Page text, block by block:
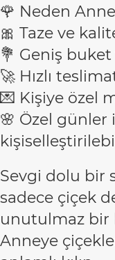
🌹 Neden
🎀 Taze ve
💐 Geniş
🚀 Hızlı
💌 Kişiye özel
🌸 Özel
Sevgi dolu bir
sadece çiçek
unutulmaz bir
Anneye